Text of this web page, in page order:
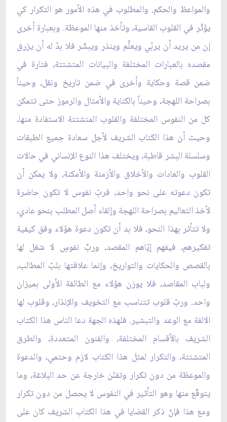
والمواعظ والحكم. والمطلوب في هذه الأمور هو التكرار كي
يؤثّر في القلوب القاسية، وتأخذ منها الموعظة. وبعبارة أخرى
إن من يريد أن يربّي ويعلِّم وينذر ويبشّر فلا بدّ له أن يزرق
مقصده بالعبارات المختلفة والبيانات المتشتتة، فتارة في
ضمن قصة وحكاية وأخرى في ضمن تاريخ ونقل، وحيناً
بصراحة اللهجة، وحيناً بالكناية والأمثال والرموز حتى تتمكن
كل من النفوس المختلفة والقلوب المتشتتة الاستفادة منها،
وحيث أن هذا الكتاب الشريف لأجل سعادة جميع الطبقات
وسلسلة البشر قاطبة، ويختلف هذا النوع الإنساني في حالات
القلوب والعادات والأخلاق والأزمنة والأمكنة، ولا يمكن أن
تكون دعوته على نحو واحد، فربّ نفوس لا تكون حاضرة
لأخذ التعاليم بصراحة اللهجة وإلقاء أصل المطلب بنحو عادي،
ولا تتأثر بهذا النحو، فلا بد أن تكون دعوة هؤلاء وفق كيفية
تفكيرهم، فيفهم إيّاهم المقصد، وربّ‏َ نفوسٍ لا شغل لها
بالقصص والحكايات والتواريخ، وإنما علاقتها بلبّ المطالب،
ولباب المقاصد، فلا يوزن هؤلاء مع الطائفة الأولى بميزان
واحد. وربّ قلوب تتناسب مع التخويف والإنذار، وقلوب لها
الالفة مع الوعد والتبشير. فلهذه الجهة دعا الناس هذا الكتاب
الشريف بالأقسام المختلفة، والفنون المتعددة، والطرق
المتشتتة، والتكرار لمثل هذا الكتاب لازم وحتمي، والدعوة
والموعظة من دون تكرار وتفنّن خارجة عن حد البلاغة، وما
يتوقّع منها وهو التأثير في النفوس لا يحصل من دون تكرار
ومع هذا فإنّ ذكر القضايا في هذا الكتاب الشريف كان على